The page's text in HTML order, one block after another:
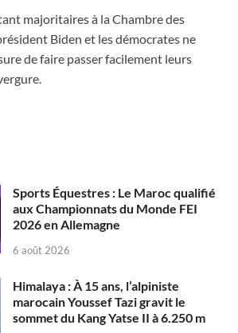
majoritaires à la Chambre des
Biden et les démocrates ne
de faire passer facilement leurs
Sports Équestres : Le Maroc qualifié
aux Championnats du Monde FEI
2026 en Allemagne
6 août 2026
Himalaya : À 15 ans, l’alpiniste
marocain Youssef Tazi gravit le
sommet du Kang Yatse II à 6.250 m